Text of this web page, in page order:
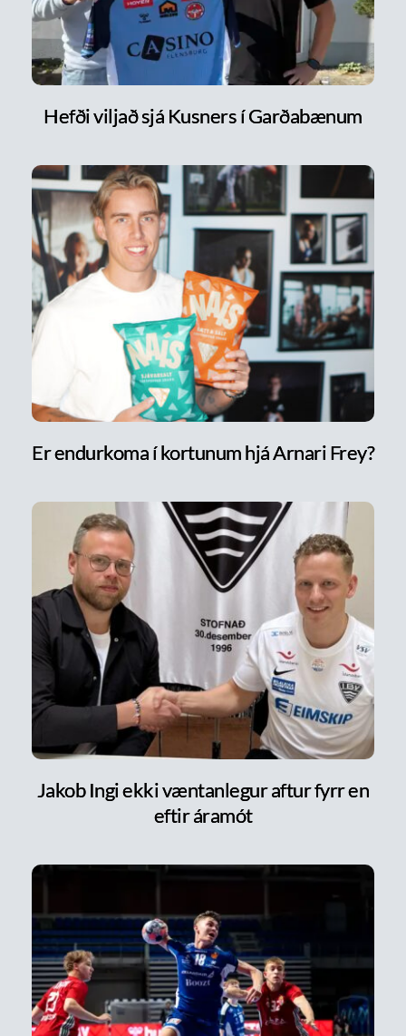
Hefði viljað sjá Kusners í Garðabænum
Er endurkoma í kortunum hjá Arnari Frey?
Jakob Ingi ekki væntanlegur aftur fyrr en
eftir áramót